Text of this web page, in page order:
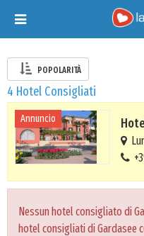
Toggle
navigation
POPOLARITÀ
4 Hotel Consigliati
Annuncio
Nessun hotel consigliato di
hotel consigliati di Gardasee